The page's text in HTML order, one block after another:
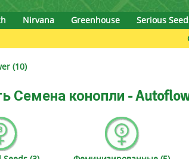
Hyp3rids
Kannabia
K.C. Brains
La Semilla Automatica
Pyramid Seeds
Royal Queen
Seedsman
Nirvana Greenhouse Serious
(10)
Семена конопли -